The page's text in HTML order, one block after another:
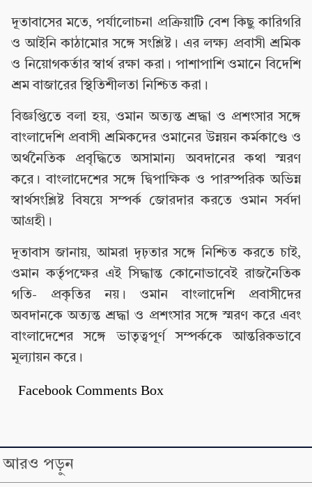
দূতাবাসের মতে, পর্যালোচনা প্রক্রিয়াটি বেশ কিছু কারিগরি
ও আইনি কাঠামোর সঙ্গে সংশ্লিষ্ট। এর লক্ষ্য প্রবাসী শ্রমিক
ও নিয়োগকর্তার স্বার্থ রক্ষা করা। পাশাপাশি ওমানে বিদেশি
শ্রম বাজারের স্থিতিশীলতা নিশ্চিত করা।
বিজ্ঞপ্তিতে বলা হয়, ওমান অত্যন্ত শ্রদ্ধা ও প্রশংসার সঙ্গে
বাংলাদেশি প্রবাসী শ্রমিকদের ওমানের উন্নয়ন কর্মকাণ্ডে ও
অর্থনৈতিক প্রবৃদ্ধিতে অসামান্য অবদানের কথা স্মরণ
করে। বাংলাদেশের সঙ্গে দ্বিপাক্ষিক ও পারস্পরিক অভিন্ন
স্বার্থসংশ্লিষ্ট বিষয়ে সম্পর্ক জোরদার করতে ওমান সর্বদা
আগ্রহী।
দূতাবাস জানায়, আমরা দৃঢ়তার সঙ্গে নিশ্চিত করতে চাই,
ওমান কর্তৃপক্ষের এই সিদ্ধান্ত কোনোভাবেই রাজনৈতিক
গতি- প্রকৃতির নয়। ওমান বাংলাদেশি প্রবাসীদের
অবদানকে অত্যন্ত শ্রদ্ধা ও প্রশংসার সঙ্গে স্মরণ করে এবং
বাংলাদেশের সঙ্গে ভাতৃত্বপূর্ণ সম্পর্ককে আন্তরিকভাবে
মূল্যায়ন করে।
Facebook Comments Box
আরও পড়ুন